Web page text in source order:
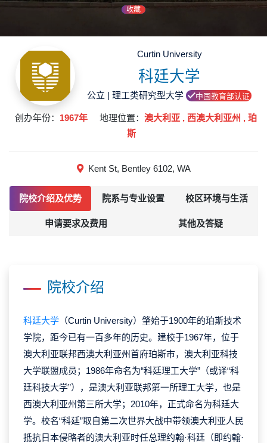
收藏
Curtin University
科廷大学
公立 | 理工类研究型大学 中国教育部认证
创办年份： 1967年 地理位置： 澳大利亚 , 西澳大利亚州 , 珀
斯
Kent St, Bentley 6102, WA
院校介绍及优势 院系与专业设置 校区环境与生活
申请要求及费用 其他及答疑
院校介绍
科廷大学 （Curtin University）肇始于1900年的珀斯技术
学院，距今已有一百多年的历史。建校于1967年，位于
澳大利亚联邦西澳大利亚州首府珀斯市，澳大利亚科技
大学联盟成员；1986年命名为“科廷理工大学”（或译“科
廷科技大学”），是澳大利亚联邦第一所理工大学，也是
西澳大利亚州第三所大学；2010年，正式命名为科廷大
学。校名“科廷”取自第二次世界大战中带领澳大利亚人民
抵抗日本侵略者的澳大利亚时任总理约翰·科廷（即约翰·